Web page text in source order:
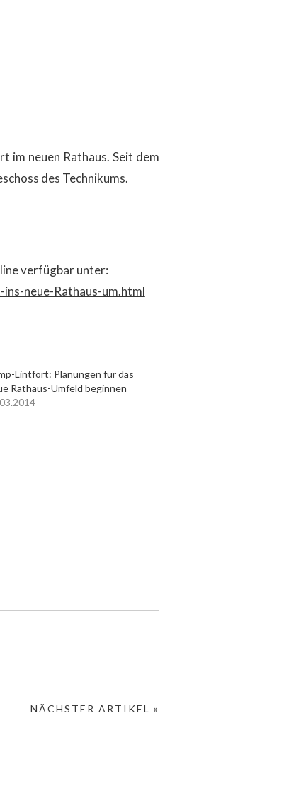
im neuen Rathaus. Seit dem
des Technikums.
verfügbar unter:
neue-Rathaus-um.html
Lintfort: Planungen für das
Rathaus-Umfeld beginnen
NÄCHSTER ARTIKEL »